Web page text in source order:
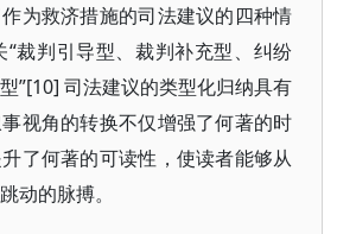
为救济措施的司法建议的四种情
裁判引导型、裁判补充型、纠纷
”[10] 司法建议的类型化归纳具有
视角的转换不仅增强了何著的时
了何著的可读性，使读者能够从
动的脉搏。